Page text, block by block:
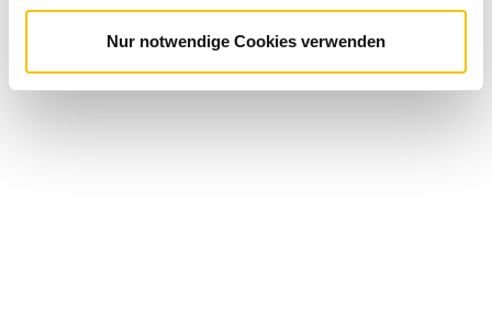
analysieren. Außerdem geben wir Informationen zu Ihrer
Verwendung unserer Website an unsere Partner für
Partner führen diese Informationen möglicherweise mit
Nur notwendige Cookies verwenden